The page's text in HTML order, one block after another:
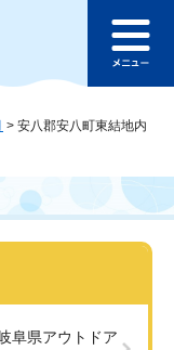
ュ
> 安八郡安八町東結地内
阜県アウトドア